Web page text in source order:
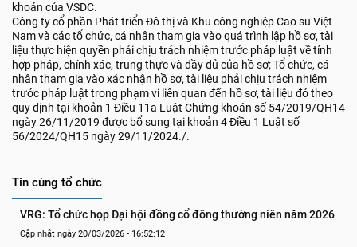
khoán của VSDC.
Công ty cổ phần Phát triển Đô thị và Khu công nghiệp Cao su Việt
Nam và các tổ chức, cá nhân tham gia vào quá trình lập hồ sơ, tài
liệu thực hiện quyền phải chịu trách nhiệm trước pháp luật về tính
hợp pháp, chính xác, trung thực và đầy đủ của hồ sơ; Tổ chức, cá
nhân tham gia vào xác nhận hồ sơ, tài liệu phải chịu trách nhiệm
trước pháp luật trong phạm vi liên quan đến hồ sơ, tài liệu đó theo
quy định tại khoản 1 Điều 11a Luật Chứng khoán số 54/2019/QH14
ngày 26/11/2019 được bổ sung tại khoản 4 Điều 1 Luật số
56/2024/QH15 ngày 29/11/2024./.
Tin cùng tổ chức
VRG: Tổ chức họp Đại hội đồng cổ đông thường niên năm 2026
Cập nhật ngày 20/03/2026 - 16:52:12